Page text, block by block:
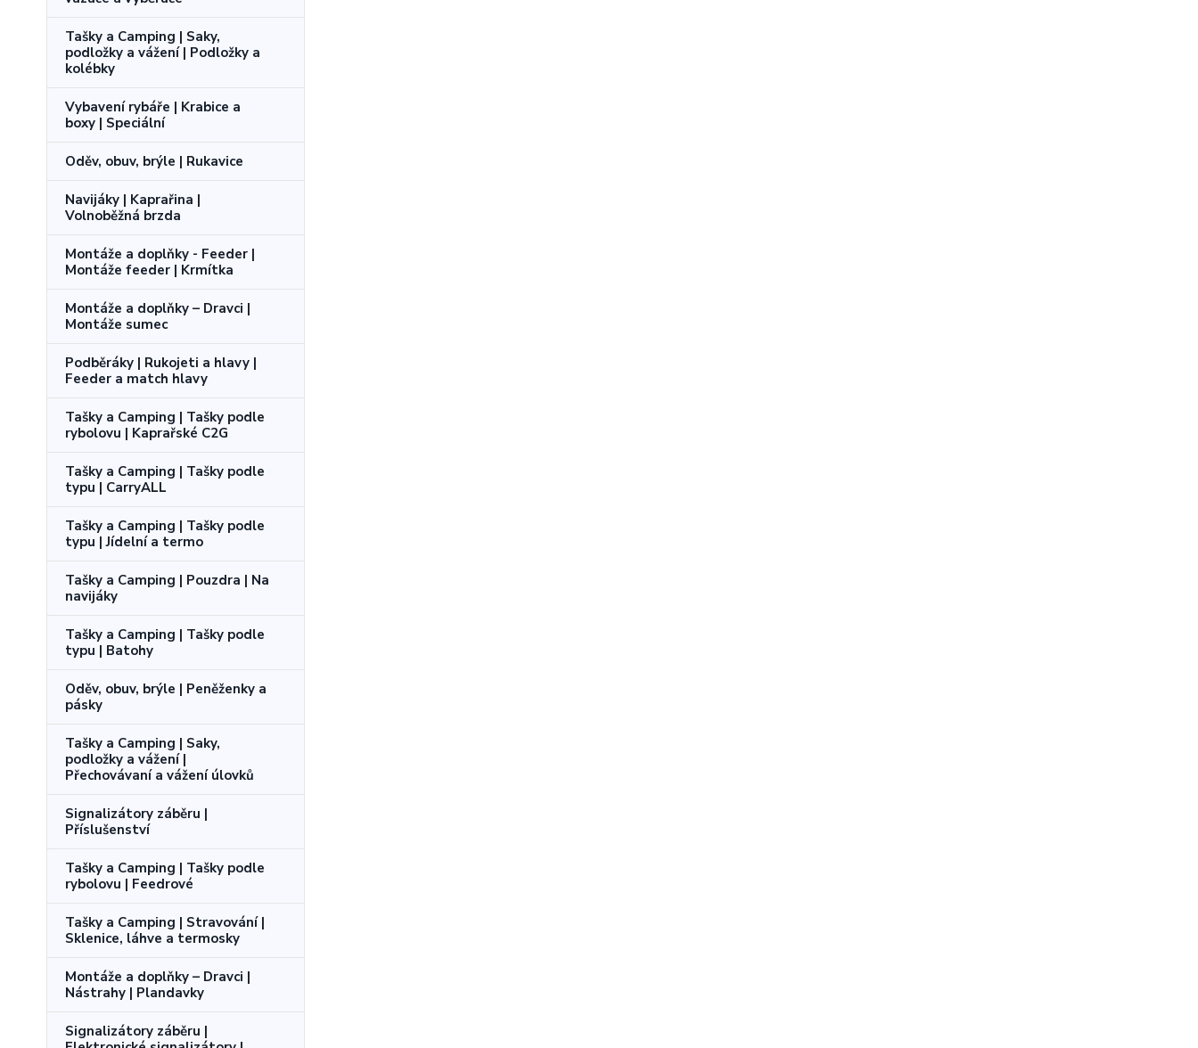
Tašky a Camping | Saky,
podložky a vážení | Podložky a
kolébky
Vybavení rybáře | Krabice a
boxy | Speciální
Oděv, obuv, brýle | Rukavice
Navijáky | Kaprařina |
Volnoběžná brzda
Montáže a doplňky - Feeder |
Montáže feeder | Krmítka
Montáže a doplňky – Dravci |
Montáže sumec
Podběráky | Rukojeti a hlavy |
Feeder a match hlavy
Tašky a Camping | Tašky podle
rybolovu | Kaprařské C2G
Tašky a Camping | Tašky podle
typu | CarryALL
Tašky a Camping | Tašky podle
typu | Jídelní a termo
Tašky a Camping | Pouzdra | Na
navijáky
Tašky a Camping | Tašky podle
typu | Batohy
Oděv, obuv, brýle | Peněženky a
pásky
Tašky a Camping | Saky,
podložky a vážení |
Přechovávaní a vážení úlovků
Signalizátory záběru |
Příslušenství
Tašky a Camping | Tašky podle
rybolovu | Feedrové
Tašky a Camping | Stravování |
Sklenice, láhve a termosky
Montáže a doplňky – Dravci |
Nástrahy | Plandavky
Signalizátory záběru |